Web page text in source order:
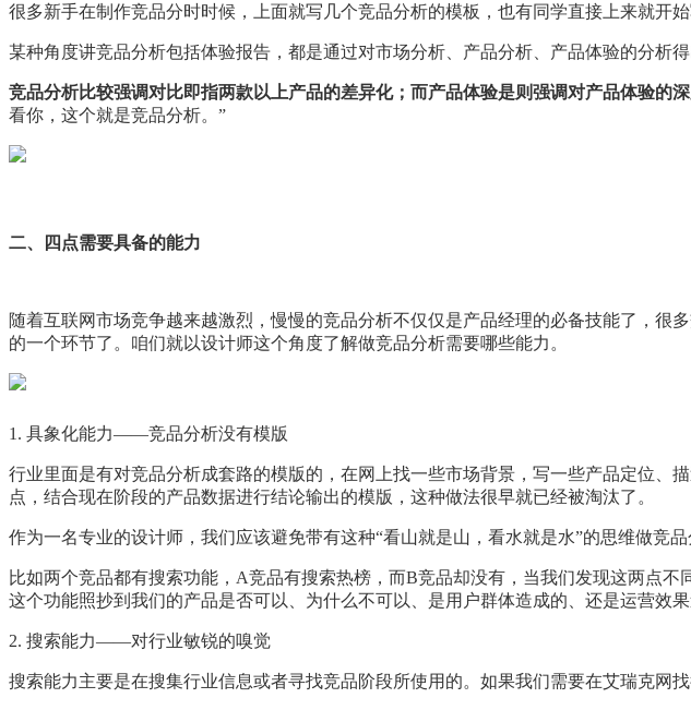
很多新手在制作竞品分时时候，上面就写几个竞品分析的模板，也有同学直接上来就开
某种角度讲竞品分析包括体验报告，都是通过对市场分析、产品分析、产品体验的分析
竞品分析比较强调对比即指两款以上产品的差异化；而产品体验是则强调对产品体验的深
看你，这个就是竞品分析。”
二、四点需要具备的能力
随着互联网市场竞争越来越激烈，慢慢的竞品分析不仅仅是产品经理的必备技能了，
的一个环节了。咱们就以设计师这个角度了解做竞品分析需要哪些能力。
1. 具象化能力——竞品分析没有模版
行业里面是有对竞品分析成套路的模版的，在网上找一些市场背景，写一些产品定位
点，结合现在阶段的产品数据进行结论输出的模版，这种做法很早就已经被淘汰了。
作为一名专业的设计师，我们应该避免带有这种“看山就是山，看水就是水”的思维做竞
比如两个竞品都有搜索功能，A竞品有搜索热榜，而B竞品却没有，当我们发现这两点
这个功能照抄到我们的产品是否可以、为什么不可以、是用户群体造成的、还是运营效
2. 搜索能力——对行业敏锐的嗅觉
搜索能力主要是在搜集行业信息或者寻找竞品阶段所使用的。如果我们需要在艾瑞克网